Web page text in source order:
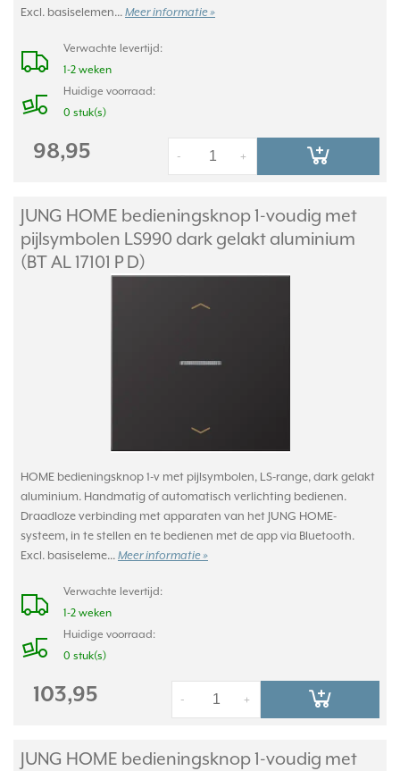
Excl. basiselemen... Meer informatie »
Verwachte levertijd:
1-2 weken
Huidige voorraad:
0 stuk(s)
98,95 +
-
JUNG HOME bedieningsknop 1-voudig met
pijlsymbolen LS990 dark gelakt aluminium
(BT AL 17101 P D)
HOME bedieningsknop 1-v met pijlsymbolen, LS-range, dark gelakt
aluminium. Handmatig of automatisch verlichting bedienen.
Draadloze verbinding met apparaten van het JUNG HOME-
systeem, in te stellen en te bedienen met de app via Bluetooth.
Excl. basiseleme... Meer informatie »
Verwachte levertijd:
1-2 weken
Huidige voorraad:
0 stuk(s)
103,95 +
-
JUNG HOME bedieningsknop 1-voudig met